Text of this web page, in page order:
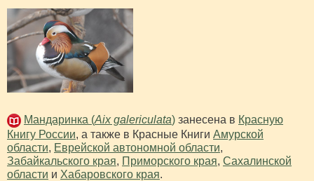
Мандаринка (Aix galericulata) занесена в Красную
Книгу России, а также в Красные Книги Амурской
области, Еврейской автономной области,
Забайкальского края, Приморского края, Сахалинской
области и Хабаровского края.